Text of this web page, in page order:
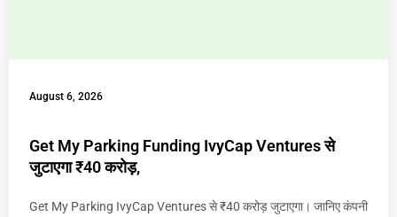
August 6, 2026
Get My Parking Funding IvyCap Ventures से
जुटाएगा ₹40 करोड़,
Get My Parking IvyCap Ventures से ₹40 करोड़ जुटाएगा। जानिए कंपनी